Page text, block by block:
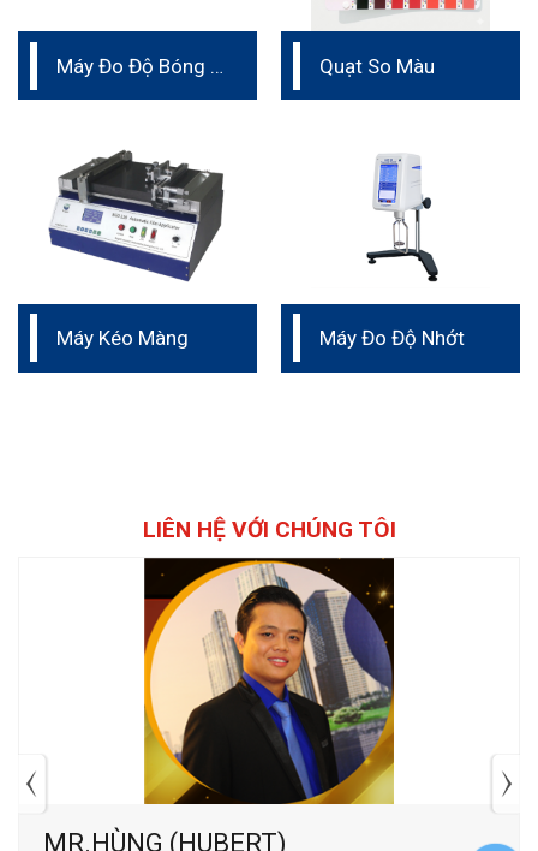
Máy Đo Độ Bóng 3
Quạt So Màu
Máy Kéo Màng Máy Đo Độ Nhớt
LIÊN HỆ VỚI CHÚNG TÔI
MR.HÙNG (HUBERT)